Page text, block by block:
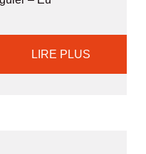
LIRE PLUS